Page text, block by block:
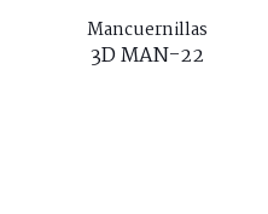
Mancuernillas
3D MAN-22